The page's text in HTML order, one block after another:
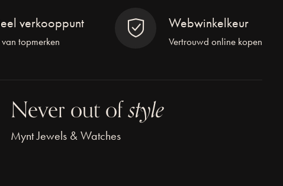
verkooppunt
topmerken
Webwinkelkeur
Vertrouwd online kopen
Never out ofstyle
Mynt Jewels & Watches